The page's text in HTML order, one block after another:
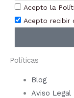
Acepto la
Acepto recibir
Políticas
Blog
Aviso Legal